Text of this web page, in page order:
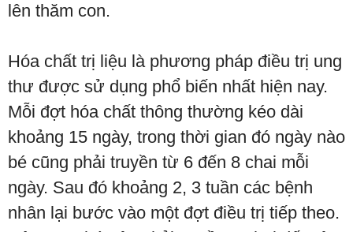
lên thăm con.
Hóa chất trị liệu là phương pháp điều trị ung
thư được sử dụng phổ biến nhất hiện nay.
Mỗi đợt hóa chất thông thường kéo dài
khoảng 15 ngày, trong thời gian đó ngày nào
bé cũng phải truyền từ 6 đến 8 chai mỗi
ngày. Sau đó khoảng 2, 3 tuần các bệnh
nhân lại bước vào một đợt điều trị tiếp theo.